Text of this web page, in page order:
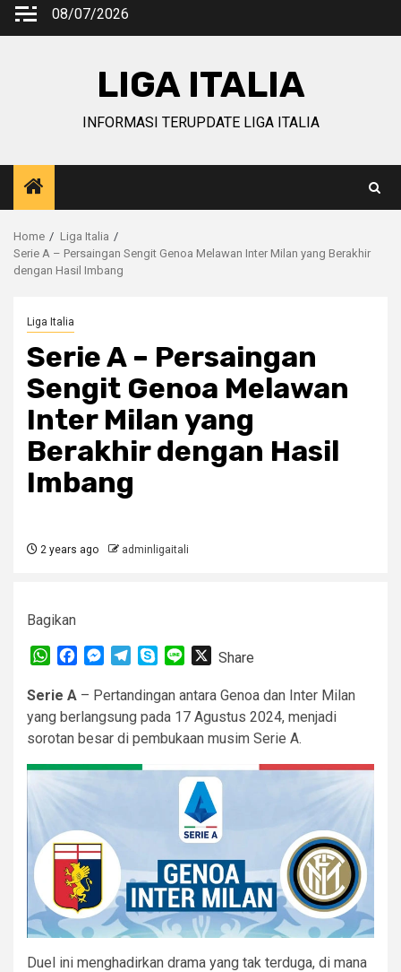
Skip
08/07/2026
LIGA ITALIA
INFORMASI TERUPDATE LIGA ITALIA
Home
Liga Italia
Serie A – Persaingan Sengit Genoa Melawan Inter Milan yang Berakhir
dengan Hasil Imbang
Liga Italia
Serie A – Persaingan
Sengit Genoa Melawan
Inter Milan yang
Berakhir dengan Hasil
Imbang
2 years ago adminligaitali
Bagikan
WhatsApp
FacebookMessenger
TelegramSkypeLine XShare
Serie A – Pertandingan antara Genoa dan Inter Milan
yang berlangsung pada 17 Agustus 2024, menjadi
sorotan besar di pembukaan musim Serie A.
Duel ini menghadirkan drama yang tak terduga, di mana